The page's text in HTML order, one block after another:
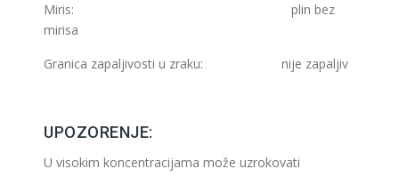
Miris: plin bez
mirisa
Granica zapaljivosti u zraku: nije zapaljiv
UPOZORENJE:
U visokim koncentracijama može uzrokovati